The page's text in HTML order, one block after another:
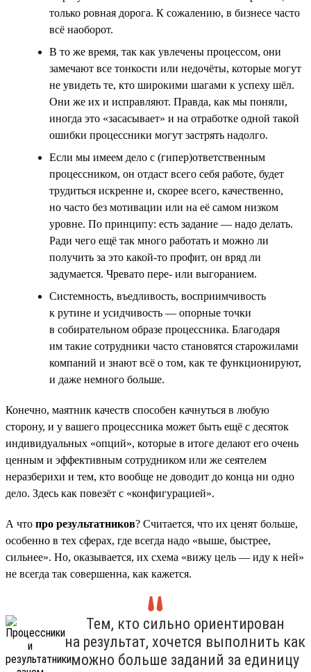
только ровная дорога. К сожалению, в бизнесе часто
всё наоборот.
В то же время, так как увлечены процессом, они
замечают все тонкости или недочёты, которые могут
не увидеть те, кто широкими шагами к успеху шёл.
Они же их и исправляют. Правда, как мы поняли,
иногда это «засасывает» и на отработке одной такой
ошибки процессники могут застрять надолго.
Если мы имеем дело с (гипер)ответственным
процессником, он отдаст всего себя работе, будет
трудиться искренне и, скорее всего, качественно,
но часто без мотивации или на её самом низком
уровне. По принципу: есть задание — надо делать.
Ради чего ещё так много работать и можно ли
получить за это какой-то профит, он вряд ли
задумается. Чревато пере- или выгоранием.
Системность, въедливость, восприимчивость
к рутине и усидчивость — опорные точки
в собирательном образе процессника. Благодаря
им такие сотрудники часто становятся старожилами
компаний и знают всё о том, как те функционируют,
и даже немного больше.
Конечно, маятник качеств способен качнуться в любую
сторону, и у вашего процессника может быть ещё с десяток
индивидуальных «опций», которые в итоге делают его очень
ценным и эффективным сотрудником или же сеятелем
неразберихи и тем, кто вообще не доводит до конца ни одно
дело. Здесь как повезёт с «конфигурацией».
А что про результатников? Считается, что их ценят больше,
особенно в тех сферах, где всегда надо «выше, быстрее,
сильнее». Но, оказывается, их схема «вижу цель — иду к ней»
не всегда так совершенна, как кажется.
Тем, кто сильно ориентирован
на результат, хочется выполнить как
можно больше заданий за единицу